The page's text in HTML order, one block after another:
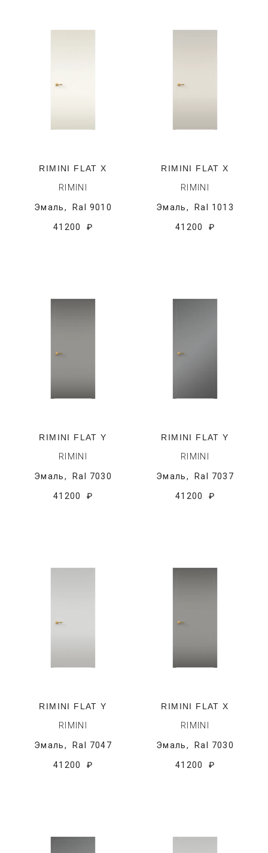
RIMINI FLAT X
RIMINI
Эмаль, Ral 9010
41200 ₽
RIMINI FLAT X
RIMINI
Эмаль, Ral 1013
41200 ₽
RIMINI FLAT Y
RIMINI
Эмаль, Ral 7030
41200 ₽
RIMINI FLAT Y
RIMINI
Эмаль, Ral 7037
41200 ₽
RIMINI FLAT Y
RIMINI
Эмаль, Ral 7047
41200 ₽
RIMINI FLAT X
RIMINI
Эмаль, Ral 7030
41200 ₽